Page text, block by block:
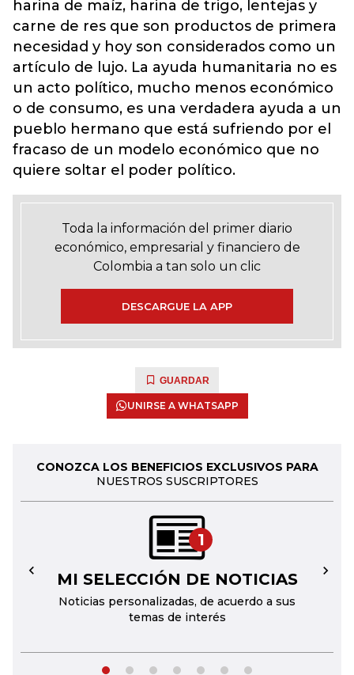
harina de maíz, harina de trigo, lentejas y
carne de res que son productos de primera
necesidad y hoy son considerados como un
artículo de lujo. La ayuda humanitaria no es
un acto político, mucho menos económico
o de consumo, es una verdadera ayuda a un
pueblo hermano que está sufriendo por el
fracaso de un modelo económico que no
quiere soltar el poder político.
Toda la información del primer diario
económico, empresarial y financiero de
Colombia a tan solo un clic
DESCARGUE LA APP
GUARDAR
UNIRSE A WHATSAPP
CONOZCA LOS BENEFICIOS EXCLUSIVOS PARA
NUESTROS SUSCRIPTORES
1
MI SELECCIÓN DE NOTICIAS
Noticias personalizadas, de acuerdo a sus
temas de interés
← →